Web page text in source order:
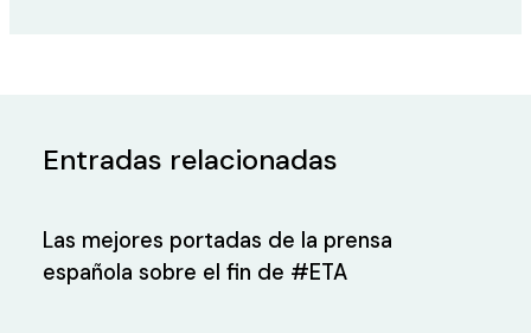
Entradas relacionadas
Las mejores portadas de la prensa
española sobre el fin de #ETA